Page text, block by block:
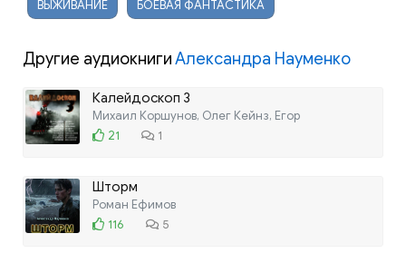
ВЫЖИВАНИЕ БОЕВАЯ ФАНТАСТИКА
Другие аудиокнигиАлександра Науменко
Калейдоскоп 3
Михаил Коршунов, Олег Кейнз, Егор
21
1
Шторм
Роман Ефимов
116
5